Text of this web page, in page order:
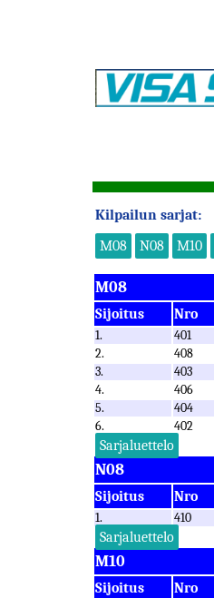
Kilpailun sarjat:
M08
N08 M10
M08
Sijoitus Nro
1. 401
2.
408
3.
403
4.
406
5.
404
6.
402
Sarjaluettelo
N08
Sijoitus Nro
1. 410
Sarjaluettelo
M10
Sijoitus Nro